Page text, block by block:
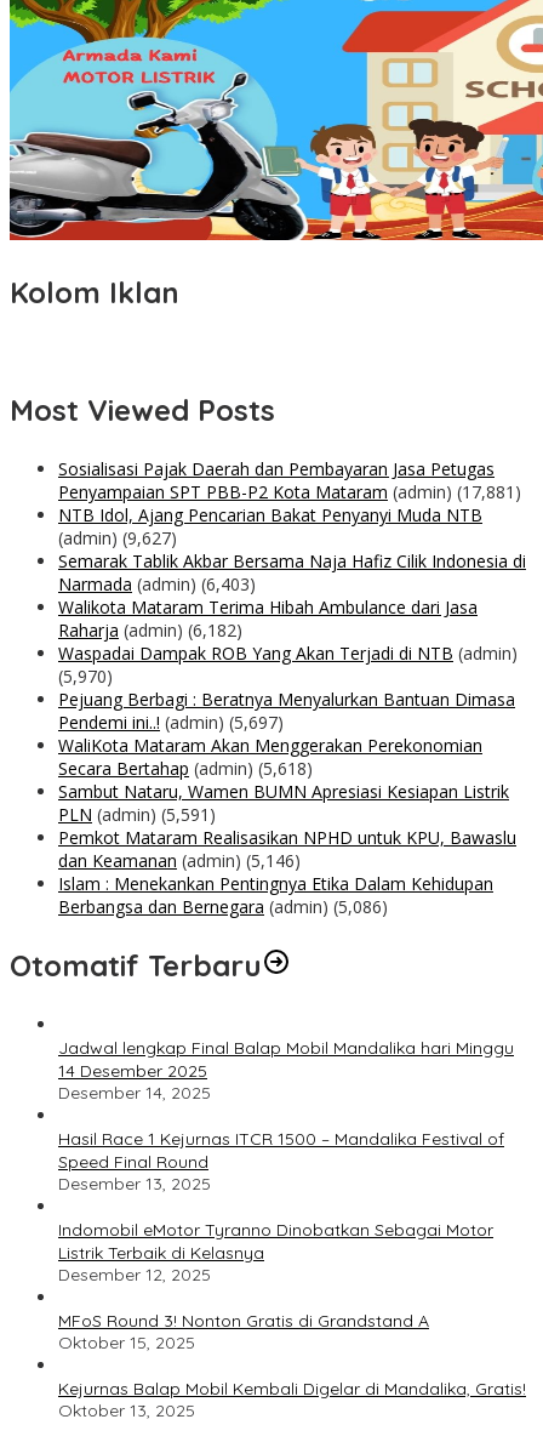
Kolom Iklan
Most Viewed Posts
Sosialisasi Pajak Daerah dan Pembayaran Jasa Petugas
Penyampaian SPT PBB-P2 Kota Mataram (admin) (17,881)
NTB Idol, Ajang Pencarian Bakat Penyanyi Muda NTB
(admin) (9,627)
Semarak Tablik Akbar Bersama Naja Hafiz Cilik Indonesia di
Narmada (admin) (6,403)
Walikota Mataram Terima Hibah Ambulance dari Jasa
Raharja (admin) (6,182)
Waspadai Dampak ROB Yang Akan Terjadi di NTB (admin)
(5,970)
Pejuang Berbagi : Beratnya Menyalurkan Bantuan Dimasa
Pendemi ini..! (admin) (5,697)
WaliKota Mataram Akan Menggerakan Perekonomian
Secara Bertahap (admin) (5,618)
Sambut Nataru, Wamen BUMN Apresiasi Kesiapan Listrik
PLN (admin) (5,591)
Pemkot Mataram Realisasikan NPHD untuk KPU, Bawaslu
dan Keamanan (admin) (5,146)
Islam : Menekankan Pentingnya Etika Dalam Kehidupan
Berbangsa dan Bernegara (admin) (5,086)
Otomatif Terbaru
Jadwal lengkap Final Balap Mobil Mandalika hari Minggu
14 Desember 2025
Desember 14, 2025
Hasil Race 1 Kejurnas ITCR 1500 – Mandalika Festival of
Speed Final Round
Desember 13, 2025
Indomobil eMotor Tyranno Dinobatkan Sebagai Motor
Listrik Terbaik di Kelasnya
Desember 12, 2025
MFoS Round 3! Nonton Gratis di Grandstand A
Oktober 15, 2025
Kejurnas Balap Mobil Kembali Digelar di Mandalika, Gratis!
Oktober 13, 2025